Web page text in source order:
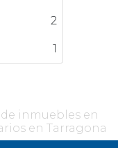
2
1
inmuebles en
en Tarragona